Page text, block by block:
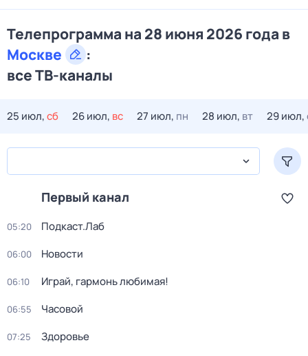
Телепрограмма на 28 июня 2026 года в
Москве
:
все ТВ-каналы
25 июл,сб 26 июл, вс 27 июл, пн 28 июл, вт 29 июл,
Первый канал
05:20 Подкаст.Лаб
06:00 Новости
06:10 Играй, гармонь любимая!
06:55 Часовой
07:25 Здоровье